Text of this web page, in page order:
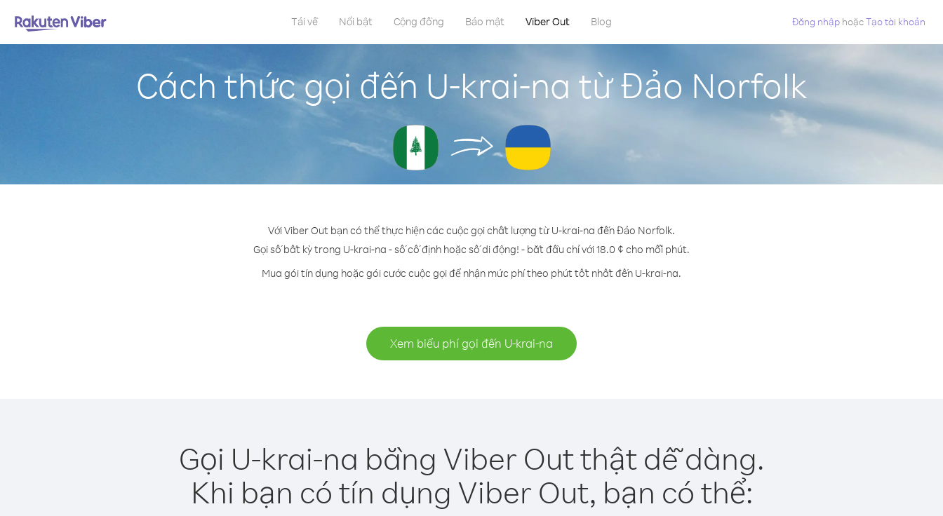
Tải về Nổi bật Cộng đồng Bảo mật Viber Out Blog Đăng nhập hoặcTạo tài khoản
Cách thức gọi đến U-krai-na từ Đảo Norfolk
Với Viber Out bạn có thể thực hiện các cuộc gọi chất lượng từ U-krai-na đến Đảo Norfolk.
Gọi số bất kỳ trong U-krai-na - số cố định hoặc số di động! - bắt đầu chỉ với 18.0 ¢ cho mỗi phút.
Mua gói tín dụng hoặc gói cước cuộc gọi để nhận mức phí theo phút tốt nhất đến U-krai-na.
Xem biểu phí gọi đến U-krai-na
Gọi U-krai-na bằng Viber Out thật dễ dàng.
Khi bạn có tín dụng Viber Out, bạn có thể: